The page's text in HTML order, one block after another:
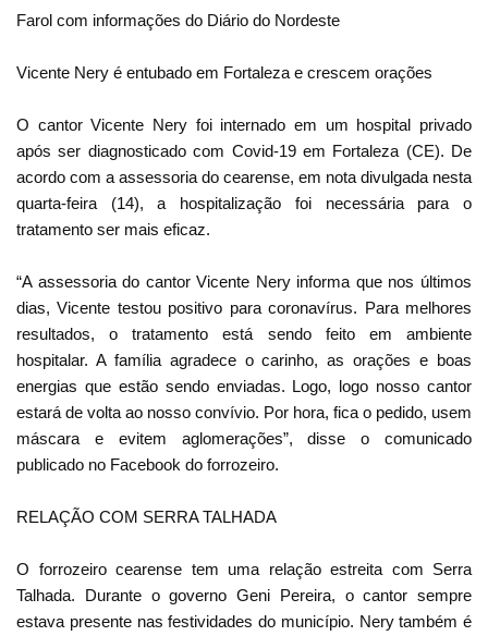
Farol com informações do Diário do Nordeste
Vicente Nery é entubado em Fortaleza e crescem orações
O cantor Vicente Nery foi internado em um hospital privado
após ser diagnosticado com Covid-19 em Fortaleza (CE). De
acordo com a assessoria do cearense, em nota divulgada nesta
quarta-feira (14), a hospitalização foi necessária para o
tratamento ser mais eficaz.
“A assessoria do cantor Vicente Nery informa que nos últimos
dias, Vicente testou positivo para coronavírus. Para melhores
resultados, o tratamento está sendo feito em ambiente
hospitalar. A família agradece o carinho, as orações e boas
energias que estão sendo enviadas. Logo, logo nosso cantor
estará de volta ao nosso convívio. Por hora, fica o pedido, usem
máscara e evitem aglomerações”, disse o comunicado
publicado no Facebook do forrozeiro.
RELAÇÃO COM SERRA TALHADA
O forrozeiro cearense tem uma relação estreita com Serra
Talhada. Durante o governo Geni Pereira, o cantor sempre
estava presente nas festividades do município. Nery também é